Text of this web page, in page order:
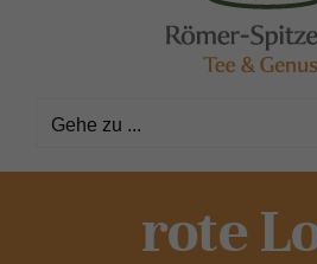
Gehe zu ...
rote